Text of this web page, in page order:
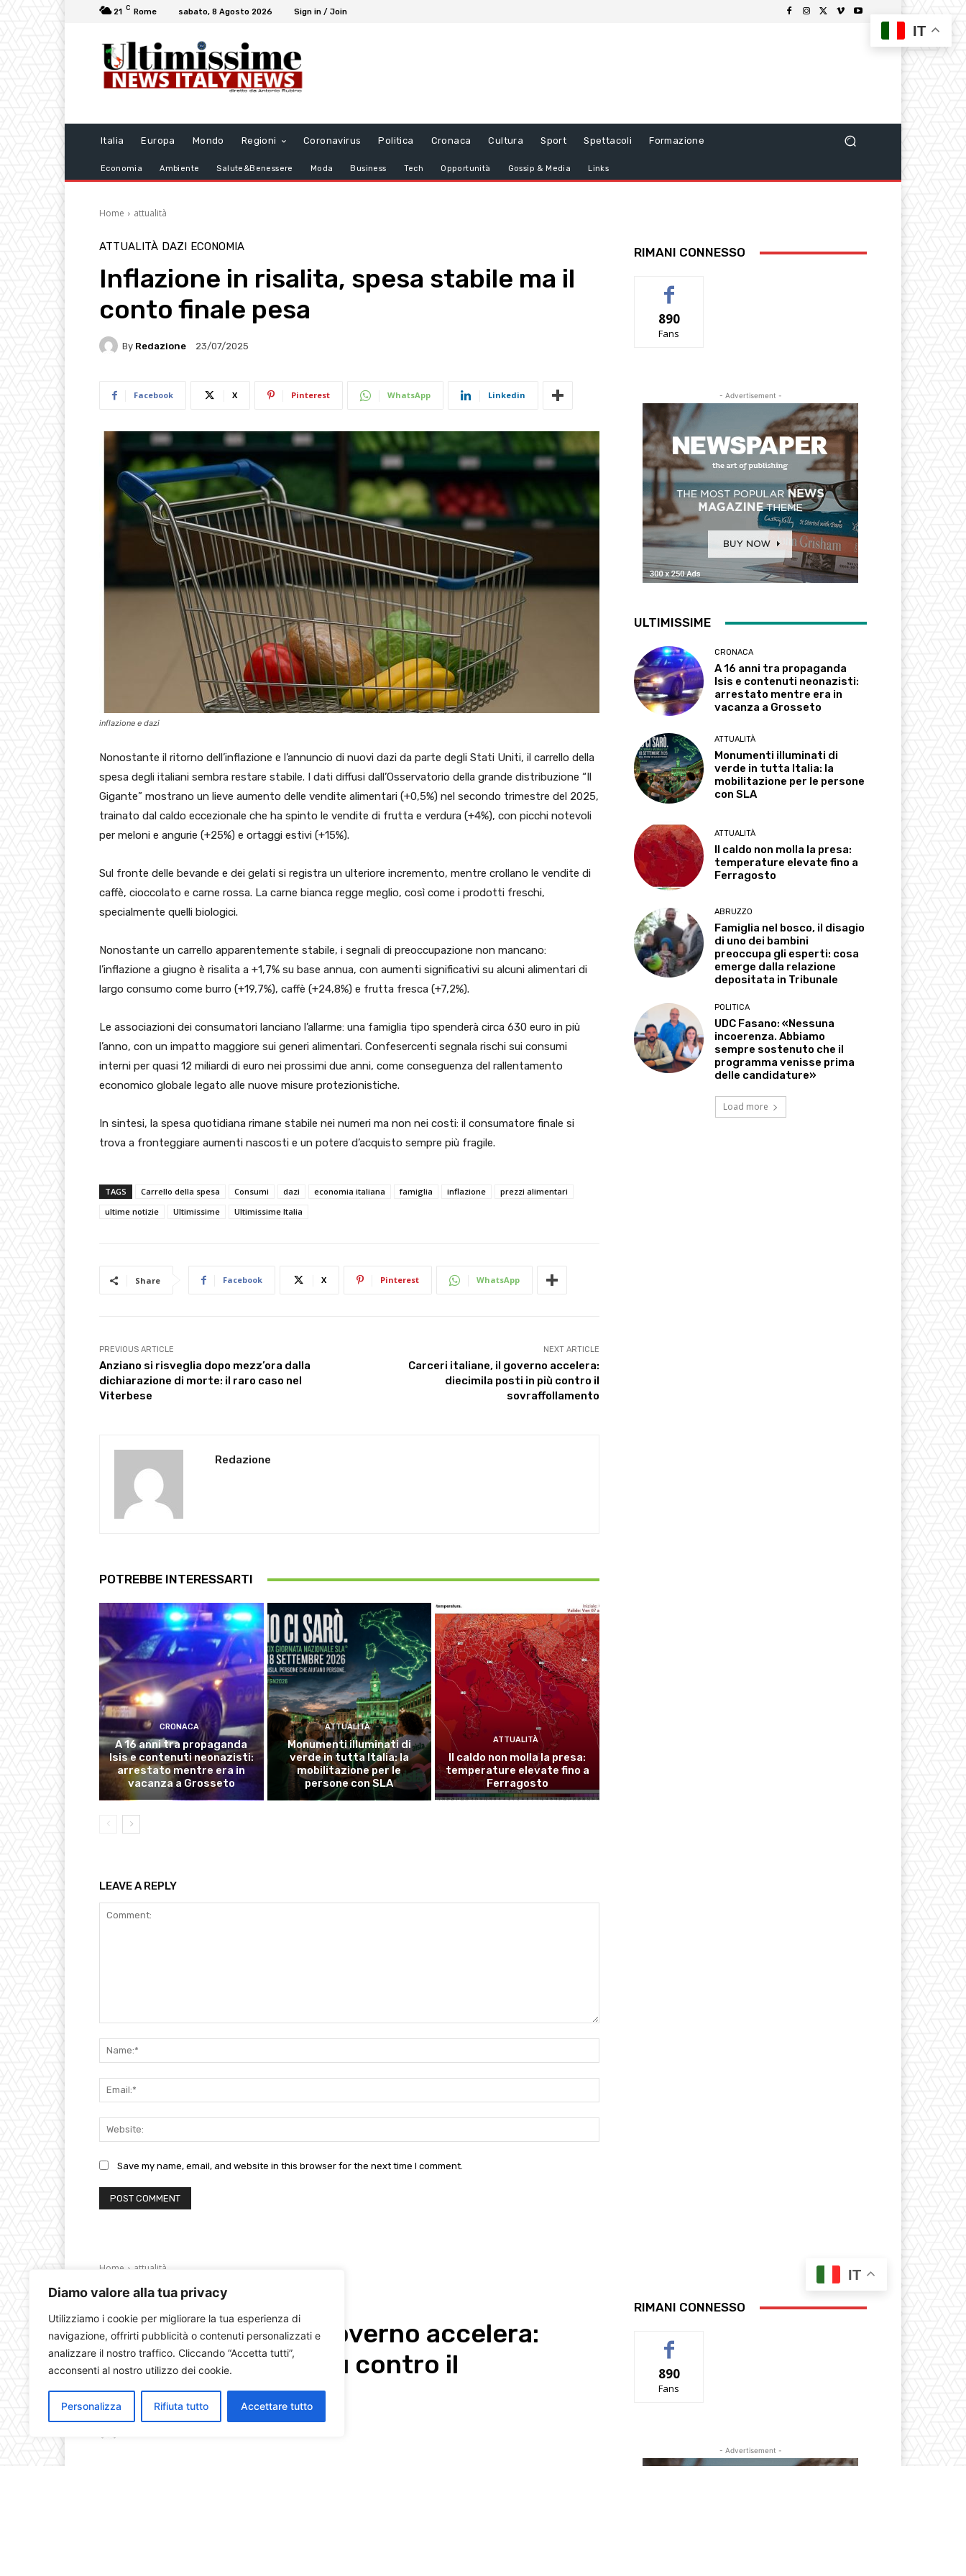
Diamo valore alla tua privacy
Utilizziamo i cookie per migliorare la tua esperienza di
navigazione, offrirti pubblicità o contenuti personalizzati e
analizzare il nostro traffico. Cliccando “Accetta tutti”,
acconsenti al nostro utilizzo dei cookie.
Personalizza Rifiuta tutto Accettare tutto
21 C Rome sabato, 8 Agosto 2026 Sign in / Join
Italia Europa Mondo Regioni Coronavirus Politica Cronaca Cultura Sport Spettacoli Formazione
Economia Ambiente Salute&Benessere Moda Business Tech Opportunità Gossip & Media Links
Home attualità
ATTUALITÀ DAZI ECONOMIA
Inflazione in risalita, spesa stabile ma il
conto finale pesa
By Redazione 23/07/2025
Facebook X Pinterest WhatsApp Linkedin
inflazione e dazi
Nonostante il ritorno dell’inflazione e l’annuncio di nuovi dazi da parte degli Stati Uniti, il carrello della
spesa degli italiani sembra restare stabile. I dati diffusi dall’Osservatorio della grande distribuzione “Il
Gigante” mostrano un lieve aumento delle vendite alimentari (+0,5%) nel secondo trimestre del 2025,
trainato dal caldo eccezionale che ha spinto le vendite di frutta e verdura (+4%), con picchi notevoli
per meloni e angurie (+25%) e ortaggi estivi (+15%).
Sul fronte delle bevande e dei gelati si registra un ulteriore incremento, mentre crollano le vendite di
caffè, cioccolato e carne rossa. La carne bianca regge meglio, così come i prodotti freschi,
specialmente quelli biologici.
Nonostante un carrello apparentemente stabile, i segnali di preoccupazione non mancano:
l’inflazione a giugno è risalita a +1,7% su base annua, con aumenti significativi su alcuni alimentari di
largo consumo come burro (+19,7%), caffè (+24,8%) e frutta fresca (+7,2%).
Le associazioni dei consumatori lanciano l’allarme: una famiglia tipo spenderà circa 630 euro in più
l’anno, con un impatto maggiore sui generi alimentari. Confesercenti segnala rischi sui consumi
interni per quasi 12 miliardi di euro nei prossimi due anni, come conseguenza del rallentamento
economico globale legato alle nuove misure protezionistiche.
In sintesi, la spesa quotidiana rimane stabile nei numeri ma non nei costi: il consumatore finale si
trova a fronteggiare aumenti nascosti e un potere d’acquisto sempre più fragile.
TAGS Carrello della spesa Consumi dazi economia italiana famiglia inflazione
prezzi alimentari
ultime notizie
Ultimissime Ultimissime Italia
Share Facebook X Pinterest WhatsApp
PREVIOUS ARTICLE
Anziano si risveglia dopo mezz’ora dalla
dichiarazione di morte: il raro caso nel
Viterbese
NEXT ARTICLE
Carceri italiane, il governo accelera:
diecimila posti in più contro il
sovraffollamento
Redazione
POTREBBE INTERESSARTI
CRONACA
A 16 anni tra propaganda
Isis e contenuti neonazisti:
arrestato mentre era in
vacanza a Grosseto
ATTUALITÀ
Monumenti illuminati di
verde in tutta Italia: la
mobilitazione per le
persone con SLA
ATTUALITÀ
Il caldo non molla la presa:
temperature elevate fino a
Ferragosto
LEAVE A REPLY
Save my name, email, and website in this browser for the next time I comment.
RIMANI CONNESSO
890
Fans
- Advertisement -
ULTIMISSIME
CRONACA
A 16 anni tra propaganda
Isis e contenuti neonazisti:
arrestato mentre era in
vacanza a Grosseto
ATTUALITÀ
Monumenti illuminati di
verde in tutta Italia: la
mobilitazione per le persone
con SLA
ATTUALITÀ
Il caldo non molla la presa:
temperature elevate fino a
Ferragosto
ABRUZZO
Famiglia nel bosco, il disagio
di uno dei bambini
preoccupa gli esperti: cosa
emerge dalla relazione
depositata in Tribunale
POLITICA
UDC Fasano: «Nessuna
incoerenza. Abbiamo
sempre sostenuto che il
programma venisse prima
delle candidature»
Load more
IT